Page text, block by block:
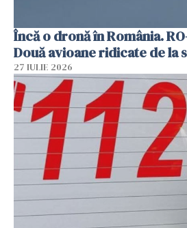
Încă o dronă în România.
Două avioane ridicate de la
27 IULIE 2026